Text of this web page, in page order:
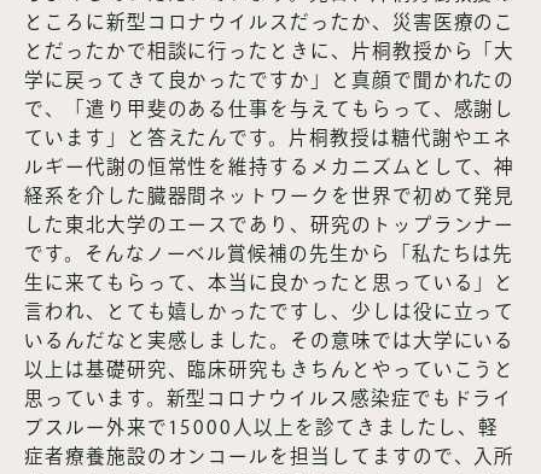
ところに新型コロナウイルスだったか、災害医療のこ
とだったかで相談に行ったときに、片桐教授から「大
学に戻ってきて良かったですか」と真顔で聞かれたの
で、「遣り甲斐のある仕事を与えてもらって、感謝し
ています」と答えたんです。片桐教授は糖代謝やエネ
ルギー代謝の恒常性を維持するメカニズムとして、神
経系を介した臓器間ネットワークを世界で初めて発見
した東北大学のエースであり、研究のトップランナー
です。そんなノーベル賞候補の先生から「私たちは先
生に来てもらって、本当に良かったと思っている」と
言われ、とても嬉しかったですし、少しは役に立って
いるんだなと実感しました。その意味では大学にいる
以上は基礎研究、臨床研究もきちんとやっていこうと
思っています。新型コロナウイルス感染症でもドライ
ブスルー外来で15000人以上を診てきましたし、軽
症者療養施設のオンコールを担当してますので、入所